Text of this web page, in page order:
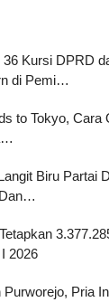
36 Kursi DPRD
di Pemi…
to Tokyo, Cara
Biru Partai
2026
Purworejo, Pria